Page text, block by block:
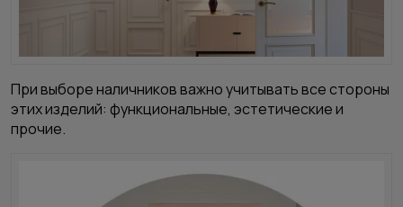
При выборе наличников важно учитывать все стороны
этих изделий: функциональные, эстетические и
прочие.